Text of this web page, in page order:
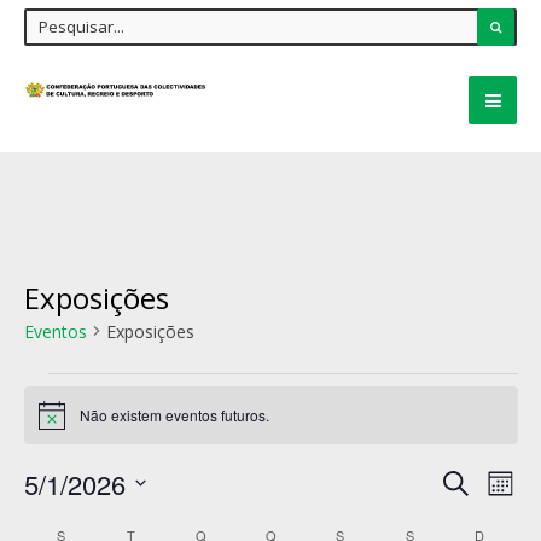
Exposições
Eventos Exposições
Aviso Não existem eventos futuros.
Navegação
de
Pesquisar
Mês
5/1/2026
Calendário
S T Q Q S S D